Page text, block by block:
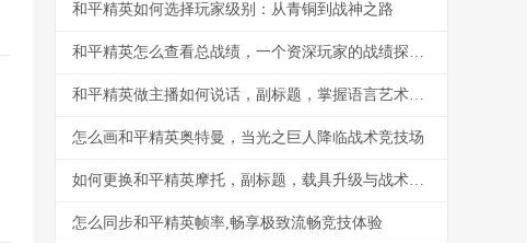
和平精英如何选择玩家级别：从青铜到战神之路
和平精英怎么查看总战绩，一个资深玩家的战绩探索之旅
和平精英做主播如何说话，副标题，掌握语言艺术引爆直播间
怎么画和平精英奥特曼，当光之巨人降临战术竞技场
如何更换和平精英摩托，副标题，载具升级与战术革新
怎么同步和平精英帧率,畅享极致流畅竞技体验